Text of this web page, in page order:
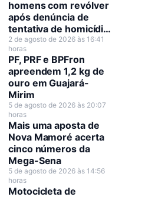
homens com revólver
após denúncia de
tentativa de homicídio
em Guajará-Mirim
2 de agosto de 2026 às 16:41
horas
PF, PRF e BPFron
apreendem 1,2 kg de
ouro em Guajará-
Mirim
5 de agosto de 2026 às 20:07
horas
Mais uma aposta de
Nova Mamoré acerta
cinco números da
Mega-Sena
5 de agosto de 2026 às 14:56
horas
Motocicleta de